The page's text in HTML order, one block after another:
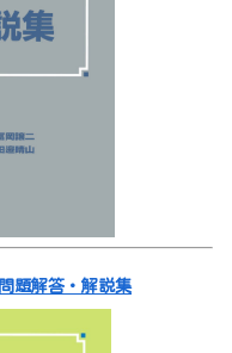
題解答・解説集